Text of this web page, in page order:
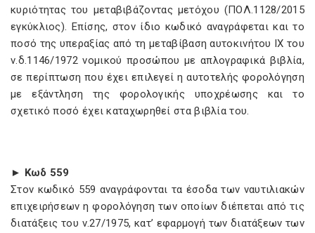
κυριότητας του μεταβιβάζοντας μετόχου (ΠΟΛ.1128/2015
εγκύκλιος). Επίσης, στον ίδιο κωδικό αναγράφεται και το
ποσό της υπεραξίας από τη μεταβίβαση αυτοκινήτου ΙΧ του
ν.δ.1146/1972 νομικού προσώπου με απλογραφικά βιβλία,
σε περίπτωση που έχει επιλεγεί η αυτοτελής φορολόγηση
με εξάντληση της φορολογικής υποχρέωσης και το
σχετικό ποσό έχει καταχωρηθεί στα βιβλία του.
► Κωδ 559
Στον κωδικό 559 αναγράφονται τα έσοδα των ναυτιλιακών
επιχειρήσεων η φορολόγηση των οποίων διέπεται από τις
διατάξεις του ν.27/1975, κατ’ εφαρμογή των διατάξεων των